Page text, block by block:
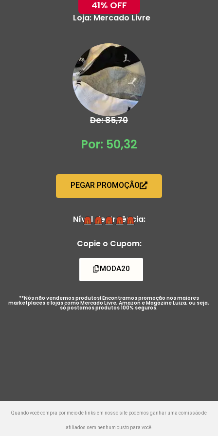
41% OFF
Loja:Mercado Livre
De: 85,70
Por: 50,32
PEGAR PROMOÇÃO
Nível de Urgência:
Copie o Cupom:
MODA20
**Nós não vendemos produtos! Encontramos promoção nos maiores
marketplaces e lojas como Mercado Livre, Amazon e Magazine Luiza, ou seja,
só postamos produtos 100% seguros.
Quando você compra por meio de links em nosso site podemos ganhar uma comissão de
afiliados sem nenhum custo para você.